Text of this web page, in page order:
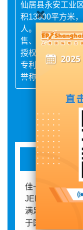
仙居县永安工业
积13000平方米
人。是一家致力
售、服务于一体
授权发明专利30
专利15项，软件
誉称号，产品通
佳一电气有限公
JEB1-80ARD
满足市场不同电
于国家电网费控